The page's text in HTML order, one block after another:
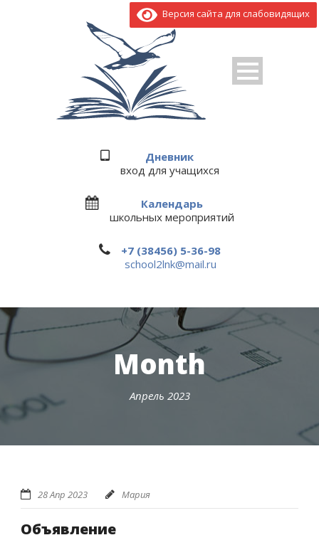
Дневник
вход для учащихся
Календарь
школьных мероприятий
+7 (38456) 5-36-98
school2lnk@mail.ru
Month
Апрель 2023
28 Апр 2023 Мария
Объявление
Версия сайта для слабовидящих